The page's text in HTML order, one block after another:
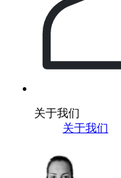
关于我们
关于我们